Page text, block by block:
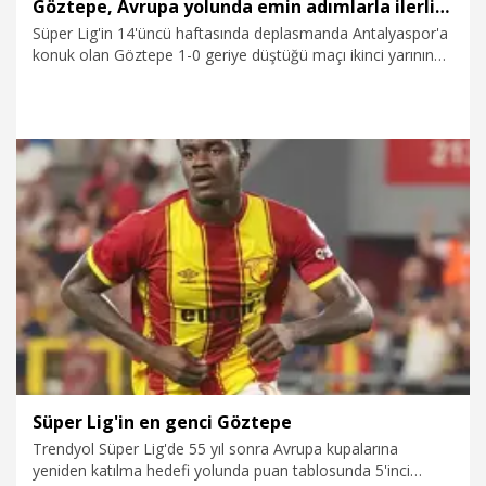
Göztepe, Avrupa yolunda emin adımlarla ilerliyor
Süper Lig'in 14'üncü haftasında deplasmanda Antalyaspor'a
konuk olan Göztepe 1-0 geriye düştüğü maçı ikinci yarının
48'inci dakikada stoperi Taha'nın golüyle beraberliği
yakalayan Göztepe, 52'nci dakikada Brezilyalı golcüsü
Juan'la galibiyete uzanarak 26 puanla maç fazlasıyla 4'üncü
sıraya yükselmeyi başardı. Göztepe özellikle bu sezon
deplasmanlarda topladığı kritik puanlarla üst sıralara adını
yazdırdı.
1.12.2025 Spor
Süper Lig'in en genci Göztepe
Trendyol Süper Lig'de 55 yıl sonra Avrupa kupalarına
yeniden katılma hedefi yolunda puan tablosunda 5'inci